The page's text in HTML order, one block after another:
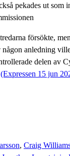
pekades ut som
försökte,
anledning
delen av
(Expressen 15 jun
, Craig